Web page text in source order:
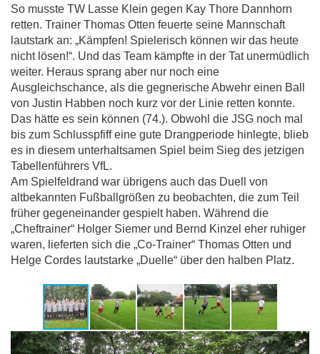
So musste TW Lasse Klein gegen Kay Thore Dannhorn
retten. Trainer Thomas Otten feuerte seine Mannschaft
lautstark an: „Kämpfen! Spielerisch können wir das heute
nicht lösen!“. Und das Team kämpfte in der Tat unermüdlich
weiter. Heraus sprang aber nur noch eine
Ausgleichschance, als die gegnerische Abwehr einen Ball
von Justin Habben noch kurz vor der Linie retten konnte.
Das hätte es sein können (74.). Obwohl die JSG noch mal
bis zum Schlusspfiff eine gute Drangperiode hinlegte, blieb
es in diesem unterhaltsamen Spiel beim Sieg des jetzigen
Tabellenführers VfL.
Am Spielfeldrand war übrigens auch das Duell von
altbekannten Fußballgrößen zu beobachten, die zum Teil
früher gegeneinander gespielt haben. Während die
„Cheftrainer“ Holger Siemer und Bernd Kinzel eher ruhiger
waren, lieferten sich die „Co-Trainer“ Thomas Otten und
Helge Cordes lautstarke „Duelle“ über den halben Platz.